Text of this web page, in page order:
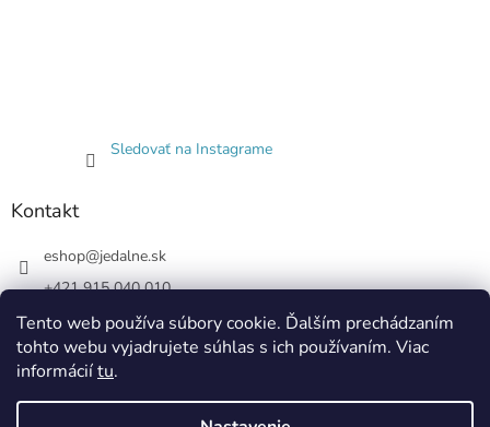
Tento web používa súbory cookie. Ďalším prechádzaním
tohto webu vyjadrujete súhlas s ich používaním. Viac
informáciítu.
Sledovať na Instagrame
Kontakt
eshop@jedalne.sk
+421 915 040 010
Jedalne.sk
jedalne.sk